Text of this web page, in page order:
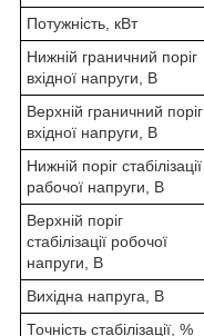
Потужність, кВт
Нижній граничний поріг
вхідної напруги, В
Верхній граничний поріг
вхідної напруги, В
Нижній поріг стабілізації
рабочої напруги, В
Верхній поріг
стабілізації робочої
напруги, В
Вихідна напруга, В
Точність стабілізації, %